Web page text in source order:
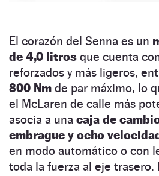
El corazón del Senna es un
de 4,0 litros que cuenta
reforzados y más ligeros,
800 Nm de par máximo, lo
el McLaren de calle más
asocia a una caja de
embrague y ocho
en modo automático o con
toda la fuerza al eje